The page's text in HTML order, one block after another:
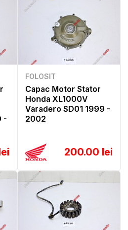
-
FOLOSIT
Capac Motor Stator
Honda XL1000V
Varadero SD01 1999 -
2002
200.00 lei